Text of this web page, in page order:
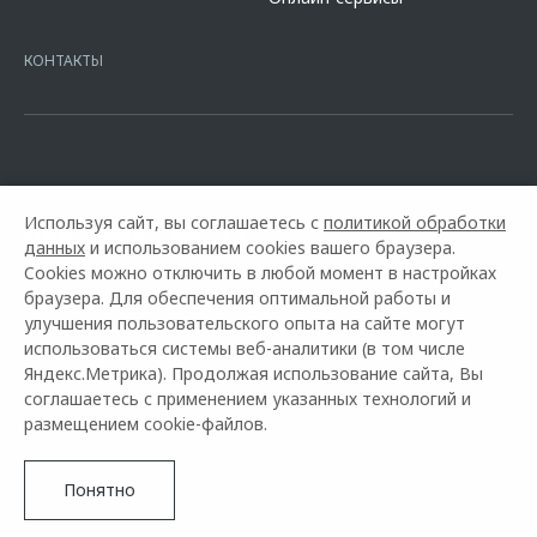
16.01.2015. Предложение ограничено и не является публичной
КОНТАКТЫ
Горячая линия OMODA: +7 (3012) 37-44-44.
© 2026 БАЙКАЛ МОТОРС
Используя сайт, вы соглашаетесь с политикой обработки
данных и использованием cookies вашего браузера.
Cookies можно отключить в любой момент в настройках
браузера. Для обеспечения оптимальной работы и
улучшения пользовательского опыта на сайте могут
использоваться системы веб-аналитики (в том числе
Яндекс.Метрика). Продолжая использование сайта, Вы
соглашаетесь с применением указанных технологий и
размещением cookie-файлов.
Понятно